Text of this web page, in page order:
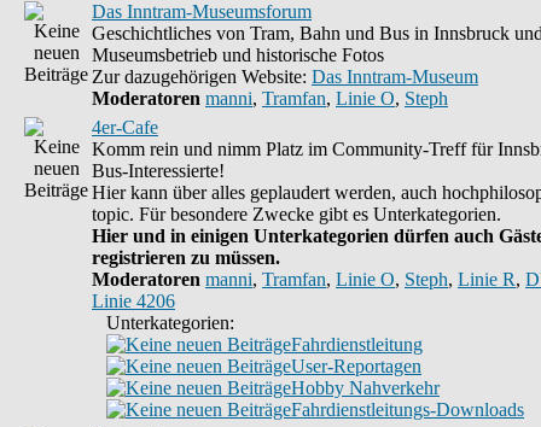
Das Inntram-Museumsforum
Geschichtliches von Tram, Bahn und Bus in Innsbruck
Museumsbetrieb und historische Fotos
Zur dazugehörigen Website: Das Inntram-Museum
Moderatoren manni, Tramfan, Linie O, Steph
4er-Cafe
Komm rein und nimm Platz im Community-Treff für
Bus-Interessierte!
Hier kann über alles geplaudert werden, auch
topic. Für besondere Zwecke gibt es Unterkategorien.
Hier und in einigen Unterkategorien dürfen auch
registrieren zu müssen.
Moderatoren manni, Tramfan, Linie O, Steph, Linie R,
Linie 4206
Unterkategorien:
Fahrdienstleitung
User-Reportagen
Hobby Nahverkehr
Fahrdienstleitungs-Downloads